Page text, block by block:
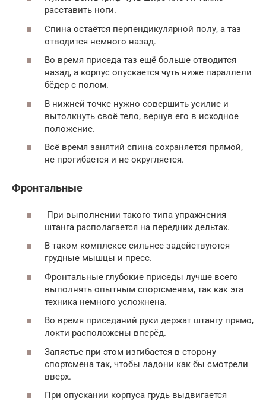
расставить ноги.
Спина остаётся перпендикулярной полу, а таз
отводится немного назад.
Во время приседа таз ещё больше отводится
назад, а корпус опускается чуть ниже параллели
бёдер с полом.
В нижней точке нужно совершить усилие и
вытолкнуть своё тело, вернув его в исходное
положение.
Всё время занятий спина сохраняется прямой,
не прогибается и не округляется.
Фронтальные
При выполнении такого типа упражнения
штанга располагается на передних дельтах.
В таком комплексе сильнее задействуются
грудные мышцы и пресс.
Фронтальные глубокие приседы лучше всего
выполнять опытным спортсменам, так как эта
техника немного усложнена.
Во время приседаний руки держат штангу прямо,
локти расположены вперёд.
Запястье при этом изгибается в сторону
спортсмена так, чтобы ладони как бы смотрели
вверх.
При опускании корпуса грудь выдвигается